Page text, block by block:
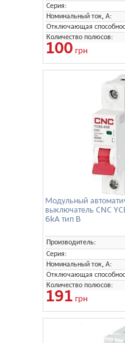
Серия:
Номинальный ток, А:
Отключающая
Количество полюсов:
100 грн
Модульный
выключатель CNC
6kA тип B
Производитель:
Серия:
Номинальный ток, А:
Отключающая
Количество полюсов:
191 грн